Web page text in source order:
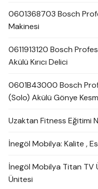
0601368703 Bosch
Makinesi
0611913120 Bosch
Akülü Kırıcı Delici
0601B43000 Bosch
(Solo) Akülü Gönye
Uzaktan Fitness Eğitimi
İnegöl Mobilya: Kalite ,
İnegöl Mobilya Titan TV
Ünitesi